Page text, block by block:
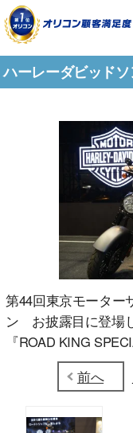
ハーレーダビッド
第44回東京モータ
ン お披露目に登場
『ROAD KING
前へ